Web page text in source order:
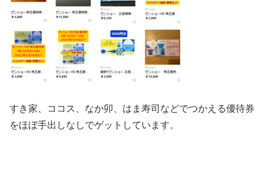
すき家、ココス、なか卯、はま寿司などでつかえる優待券
をほぼ手出しなしでゲットしています。